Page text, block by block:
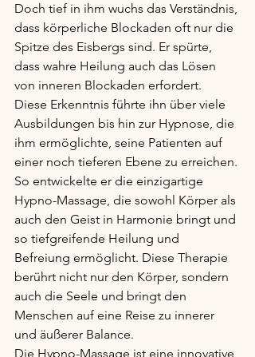
Doch tief in ihm wuchs das Verständnis,
dass körperliche Blockaden oft nur die
Spitze des Eisbergs sind. Er spürte,
dass wahre Heilung auch das Lösen
von inneren Blockaden erfordert.
Diese Erkenntnis führte ihn über viele
Ausbildungen bis hin zur Hypnose, die
ihm ermöglichte, seine Patienten auf
einer noch tieferen Ebene zu erreichen.
So entwickelte er die einzigartige
Hypno-Massage, die sowohl Körper als
auch den Geist in Harmonie bringt und
so tiefgreifende Heilung und
Befreiung ermöglicht. Diese Therapie
berührt nicht nur den Körper, sondern
auch die Seele und bringt den
Menschen auf eine Reise zu innerer
und äußerer Balance.
Die Hypno-Massage ist eine innovative